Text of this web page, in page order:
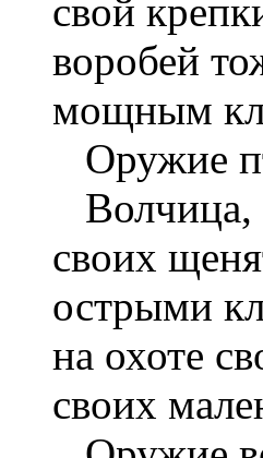
свой
воробей
мощным
Оружие
своих
острыми
на охоте
своих